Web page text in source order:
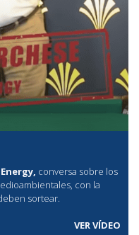
conversa sobre los
con la
sortear.
VER VÍDEO